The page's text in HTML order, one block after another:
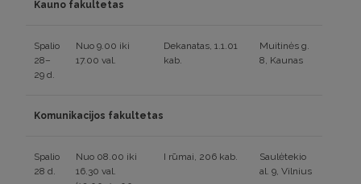
Kauno fakultetas
Spalio
28–
29 d.
Nuo 9.00 iki
17.00 val.
Dekanatas, 1.1.01
kab.
Muitinės g.
8, Kaunas
Komunikacijos fakultetas
Spalio
28 d.
Nuo 08.00 iki
16.30 val.
I rūmai, 206 kab.
Saulėtekio
al. 9, Vilnius